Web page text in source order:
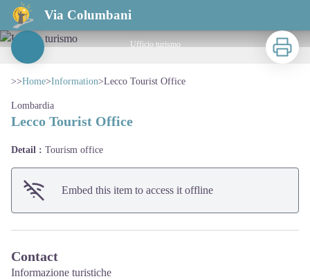
Via Columbani
Lecco Tourist Office
Ufficio turismo
Print
>>Home>Information>Lecco Tourist Office
Lombardia
Lecco Tourist Office
Detail : Tourism office
Embed this item to access it offline
Contact
Informazione turistiche